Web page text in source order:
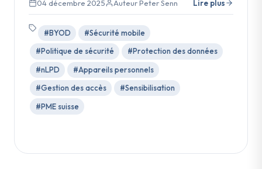
04 décembre 2025 Auteur Peter Senn Lire plus
#BYOD
#Sécurité mobile
#Politique de sécurité
#Protection des données
#nLPD
#Appareils personnels
#Gestion des accès
#Sensibilisation
#PME suisse